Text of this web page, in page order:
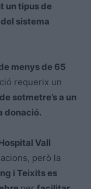
un tipus de
sistema
menys de 65
requerix un
sotmetre’s a un
donació.
Vall
però la
i Teixits es